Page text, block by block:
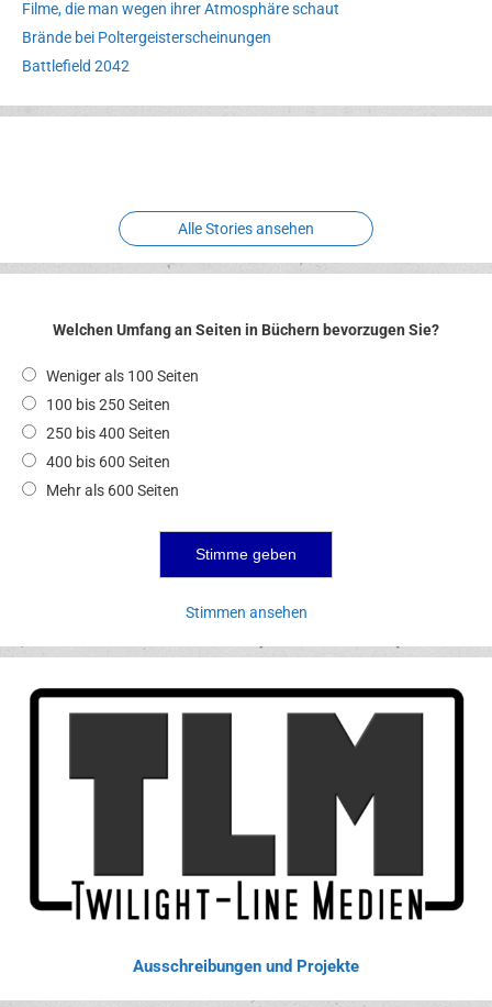
Filme, die man wegen ihrer Atmosphäre schaut
Brände bei Poltergeisterscheinungen
Battlefield 2042
Erlebnispark
Verbotene
Alle Stories ansehen
Welchen Umfang an Seiten in Büchern bevorzugen Sie?
Weniger als 100 Seiten
100 bis 250 Seiten
250 bis 400 Seiten
400 bis 600 Seiten
Mehr als 600 Seiten
Stimmen ansehen
Ausschreibungen und Projekte